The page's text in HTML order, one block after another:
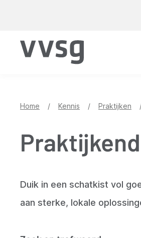
Home / Kennis / Praktijken
Duik in een schatkist vol
aan sterke, lokale